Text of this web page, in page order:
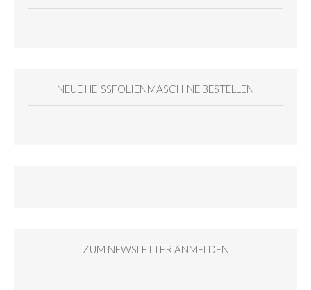
NEUE HEISSFOLIENMASCHINE BESTELLEN
ZUM NEWSLETTER ANMELDEN